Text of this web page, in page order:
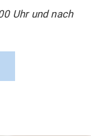
Uhr und nach